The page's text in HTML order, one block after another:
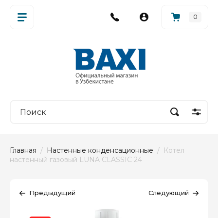
0
Главная / Настенные конденсационные /  Котел
настенный газовый LUNA CLASSIC 24
Предыдущий Следующий